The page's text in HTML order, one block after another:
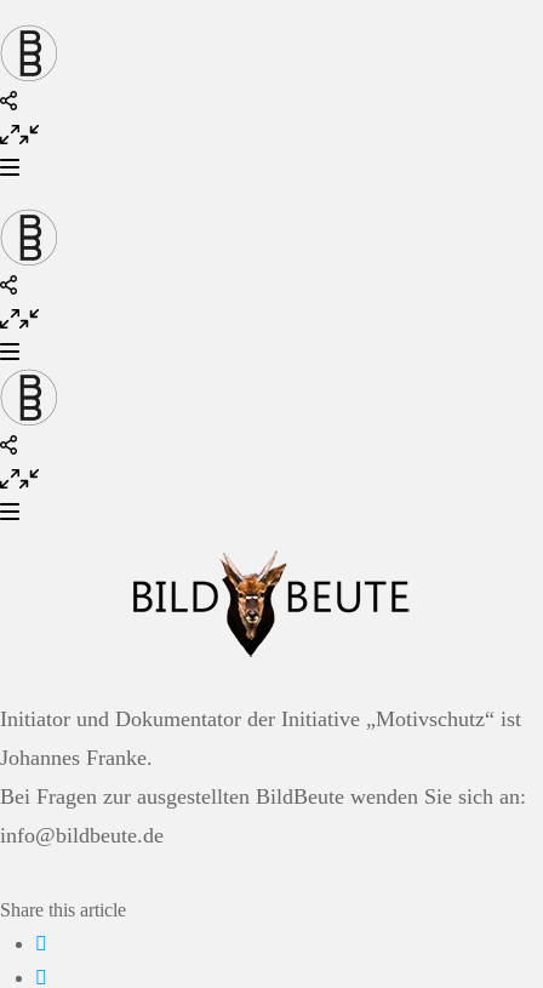
Initiator und Dokumentator der Initiative „Motivschutz“ ist
Johannes Franke.
Bei Fragen zur ausgestellten BildBeute wenden Sie sich an:
info@bildbeute.de
Share this article